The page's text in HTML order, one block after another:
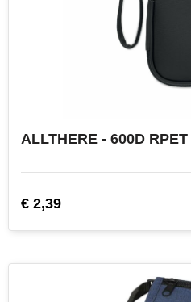
ALLTHERE - 600D
€ 2,39